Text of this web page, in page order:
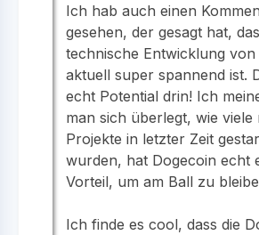
Ich hab auch einen
gesehen, der gesagt hat,
technische Entwicklung von
aktuell super spannend ist.
echt Potential drin! Ich
man sich überlegt, wie viele
Projekte in letzter Zeit
wurden, hat Dogecoin echt
Vorteil, um am Ball zu
Ich finde es cool, dass die